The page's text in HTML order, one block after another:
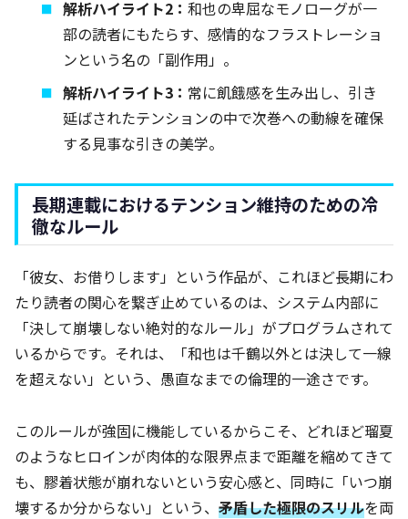
解析ハイライト2：和也の卑屈なモノローグが一
部の読者にもたらす、感情的なフラストレーショ
ンという名の「副作用」。
解析ハイライト3： 常に飢餓感を生み出し、引き
延ばされたテンションの中で次巻への動線を確保
する見事な引きの美学。
長期連載におけるテンション維持のための冷
徹なルール
「彼女、お借りします」という作品が、これほど長期にわ
たり読者の関心を繋ぎ止めているのは、システム内部に
「決して崩壊しない絶対的なルール」がプログラムされて
いるからです。それは、「和也は千鶴以外とは決して一線
を超えない」という、愚直なまでの倫理的一途さです。
このルールが強固に機能しているからこそ、どれほど瑠夏
のようなヒロインが肉体的な限界点まで距離を縮めてきて
も、膠着状態が崩れないという安心感と、同時に「いつ崩
壊するか分からない」という、 矛盾した極限のスリルを両